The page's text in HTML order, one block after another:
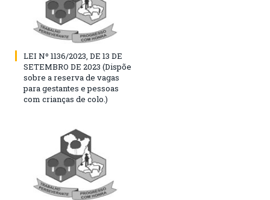
LEI Nº 1136/2023, DE 13 DE
SETEMBRO DE 2023 (Dispõe
sobre a reserva de vagas
para gestantes e pessoas
com crianças de colo.)